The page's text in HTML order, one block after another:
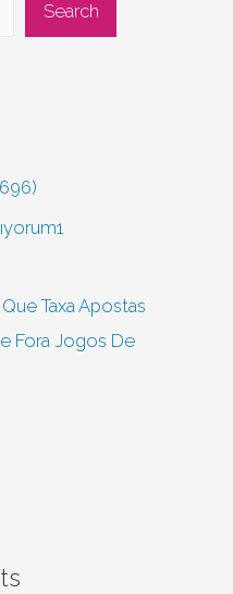
Search
Taxa Apostas
Fora Jogos De